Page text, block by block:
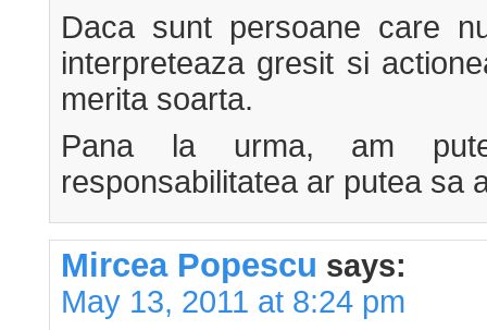
Daca sunt persoane care
interpreteaza gresit si
merita soarta.
Pana la urma, am
responsabilitatea ar putea sa
Mircea Popescu says:
May 13, 2011 at 8:24 pm